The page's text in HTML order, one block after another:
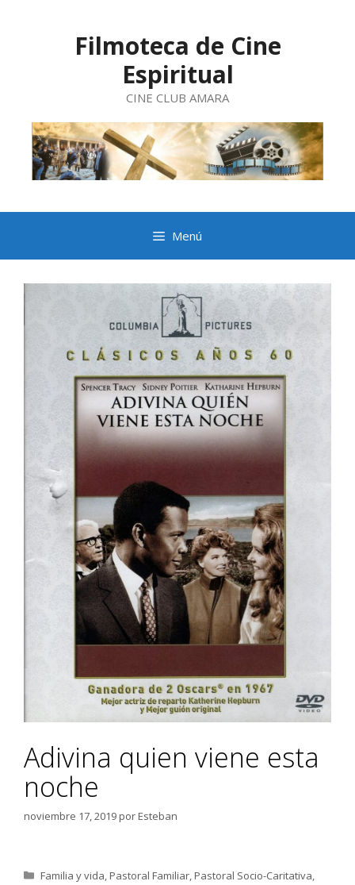
Filmoteca de Cine
Espiritual
CINE CLUB AMARA
Menú
Adivina quien viene esta
noche
noviembre 17, 2019porEsteban
Categorías
Familia y vida,Pastoral Familiar,Pastoral Socio-Caritativa,